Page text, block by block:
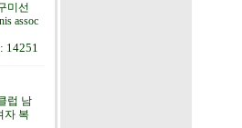
미선
assoc
14251
럽 남
자 복